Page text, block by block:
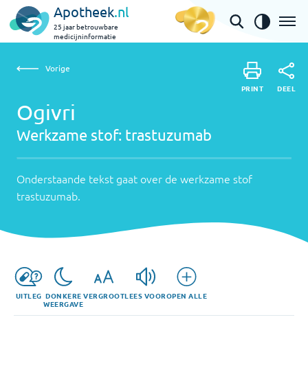
Apotheek.nl
25 jaar betrouwbare
medicijninformatie
Ogivri | trastuzumab
over
de
werkzame
Vorige
Ogivri
Werkzame stof: trastuzumab
Onderstaande tekst gaat over de werkzame stof
trastuzumab.
PRINT DEEL
UITLEG DONKERE
WEERGAVE
VERGROOTLEES VOOROPEN ALLE